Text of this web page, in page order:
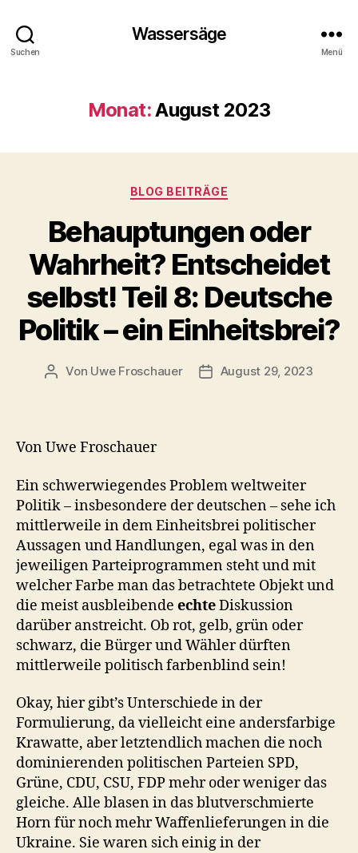
Suchen
Wassersäge
Menü
Monat:August 2023
Kategorien
BLOG BEITRÄGE
Behauptungen oder
Wahrheit? Entscheidet
selbst! Teil 8: Deutsche
Politik – ein Einheitsbrei?
Beitragsautor
Von Uwe Froschauer Beitragsdatum
August 29, 2023
Von Uwe Froschauer
Ein schwerwiegendes Problem weltweiter
Politik – insbesondere der deutschen – sehe ich
mittlerweile in dem Einheitsbrei politischer
Aussagen und Handlungen, egal was in den
jeweiligen Parteiprogrammen steht und mit
welcher Farbe man das betrachtete Objekt und
die meist ausbleibende echteDiskussion
darüber anstreicht. Ob rot, gelb, grün oder
schwarz, die Bürger und Wähler dürften
mittlerweile politisch farbenblind sein!
Okay, hier gibt’s Unterschiede in der
Formulierung, da vielleicht eine andersfarbige
Krawatte, aber letztendlich machen die noch
dominierenden politischen Parteien SPD,
Grüne, CDU, CSU, FDP mehr oder weniger das
gleiche. Alle blasen in das blutverschmierte
Horn für noch mehr Waffenlieferungen in die
Ukraine. Sie waren sich einig in der